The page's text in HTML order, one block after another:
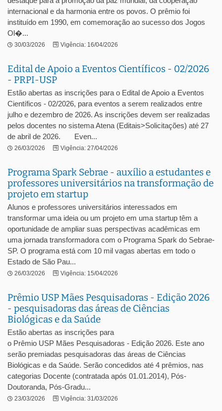
internacional e da harmonia entre os povos. O prêmio foi
instituído em 1990, em comemoração ao sucesso dos Jogos
Ol�...
30/03/2026 Vigência: 16/04/2026
Edital de Apoio a Eventos Científicos - 02/2026
- PRPI-USP
Estão abertas as inscrições para o Edital de Apoio a Eventos
Científicos - 02/2026, para eventos a serem realizados entre
julho e dezembro de 2026. As inscrições devem ser realizadas
pelos docentes no sistema Atena (Editais>Solicitações) até 27
de abril de 2026. Even...
26/03/2026 Vigência: 27/04/2026
Programa Spark Sebrae - auxílio a estudantes e
professores universitários na transformação de
projeto em startup
Alunos e professores universitários interessados em
transformar uma ideia ou um projeto em uma startup têm a
oportunidade de ampliar suas perspectivas acadêmicas em
uma jornada transformadora com o Programa Spark do Sebrae-
SP. O programa está com 10 mil vagas abertas em todo o
Estado de São Pau...
26/03/2026 Vigência: 15/04/2026
Prêmio USP Mães Pesquisadoras - Edição 2026
- pesquisadoras das áreas de Ciências
Biológicas e da Saúde
Estão abertas as inscrições para
o Prêmio USP Mães Pesquisadoras - Edição 2026. Este ano
serão premiadas pesquisadoras das áreas de Ciências
Biológicas e da Saúde. Serão concedidos até 4 prêmios, nas
categorias Docente (contratada após 01.01.2014), Pós-
Doutoranda, Pós-Gradu...
23/03/2026 Vigência: 31/03/2026